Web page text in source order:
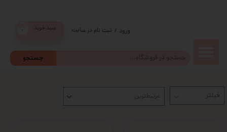
جستجو
سبد خرید ورود / ثبت نام در سایت
تغییر گذر مرتبط‌ترین